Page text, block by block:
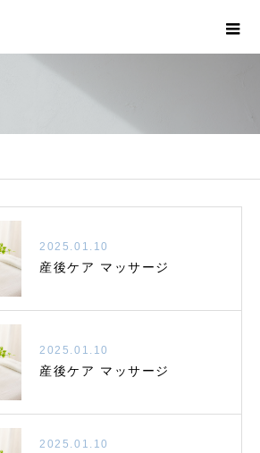
2025.01.10
産後ケア マッサージ
2025.01.10
産後ケア マッサージ
2025.01.10